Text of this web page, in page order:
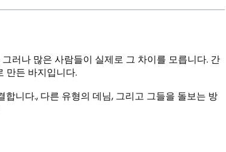
러나 많은 사람들이 실제로 그 차이를 모릅니다. 간
만든 바지입니다.
니다., 다른 유형의 데님, 그리고 그들을 돌보는 방